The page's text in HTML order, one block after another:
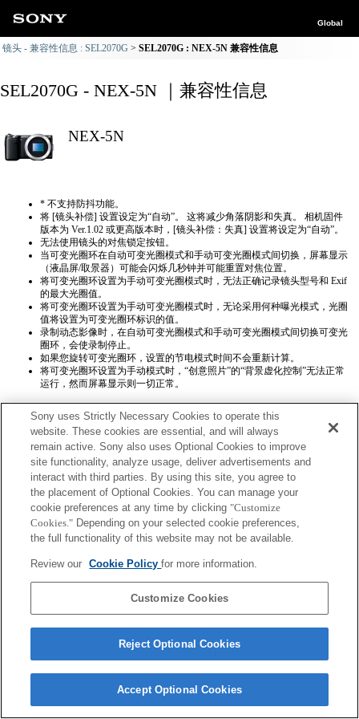
Global
镜头 - 兼容性信息 : SEL2070G SEL2070G : NEX-5N 兼容性信息
SEL2070G - NEX-5N ｜兼容性信息
NEX-5N
* 不支持防抖功能。
将 [镜头补偿] 设置设定为“自动”。 这将减少角落阴影和失真。 相机固件
版本为 Ver.1.02 或更高版本时，[镜头补偿：失真] 设置将设定为“自动”。
无法使用镜头的对焦锁定按钮。
当可变光圈环在自动可变光圈模式和手动可变光圈模式间切换，屏幕显示
（液晶屏/取景器）可能会闪烁几秒钟并可能重置对焦位置。
将可变光圈环设置为手动可变光圈模式时，无法正确​​记录镜头型号和 Exif
的最大光圈值。
将可变光圈环设置为手动可变光圈模式时，无论采用何种曝光模式，光圈
值将设置为可变光圈环标识的值。
录制动态影像时，在自动可变光圈模式和手动可变光圈模式间切换可变光
圈环，会使录制停止。
如果您旋转可变光圈环，设置的节电模式时间不会重新计算。
将可变光圈环设置为手动模式时，“创意照片”的“背景虚化控制”无法正常
运行，然而屏幕显示则一切正常。
Terms of Use Contact Us
Copyright 2026 Sony Corporation
Sony uses Strictly Necessary Cookies to operate this
website. These cookies are essential, and will always
remain active. Sony also uses Optional Cookies to improve
site functionality, analyze usage, deliver advertisements and
interact with third parties. By using this site, you agree to
the placement of Optional Cookies. You can manage your
cookie preferences at any time by clicking "Customize
Cookies." Depending on your selected cookie preferences,
the full functionality of this website may not be available.
Review our Cookie Policyfor more information.
Customize Cookies
Reject Optional Cookies
Accept Optional Cookies